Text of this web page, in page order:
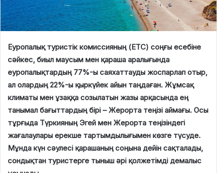
Еуропалық туристік комиссияның (ETC) соңғы есебіне
сәйкес, биыл маусым мен қараша аралығында
еуропалықтардың 77%-ы саяхаттауды жоспарлап отыр,
ал олардың 22%-ы қыркүйек айын таңдаған. Жұмсақ
климаты мен ұзаққа созылатын жазы арқасында ең
танымал бағыттардың бірі – Жерорта теңізі аймағы. Осы
тұрғыда Түркияның Эгей мен Жерорта теңізіндегі
жағалаулары ерекше тартымдылығымен көзге түсуде.
Мұнда күн сәулесі қарашаның соңына дейін сақталады,
сондықтан туристерге тыныш әрі қолжетімді демалыс